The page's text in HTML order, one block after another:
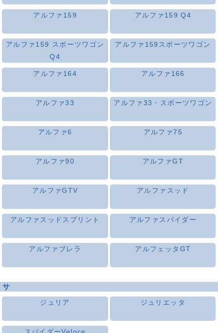
アルファ159 アルファ159 Q4
アルファ159 スポーツワゴン
Q4
アルファ159スポーツワゴン
アルファ164 アルファ166
アルファ33 アルファ33・スポーツワゴン
アルファ6 アルファ75
アルファ90 アルファGT
アルファGTV アルファスッド
アルファスッドスプリント アルファスパイダー
アルファブレラ アルフェッタGT
サ
ジュリア ジュリエッタ